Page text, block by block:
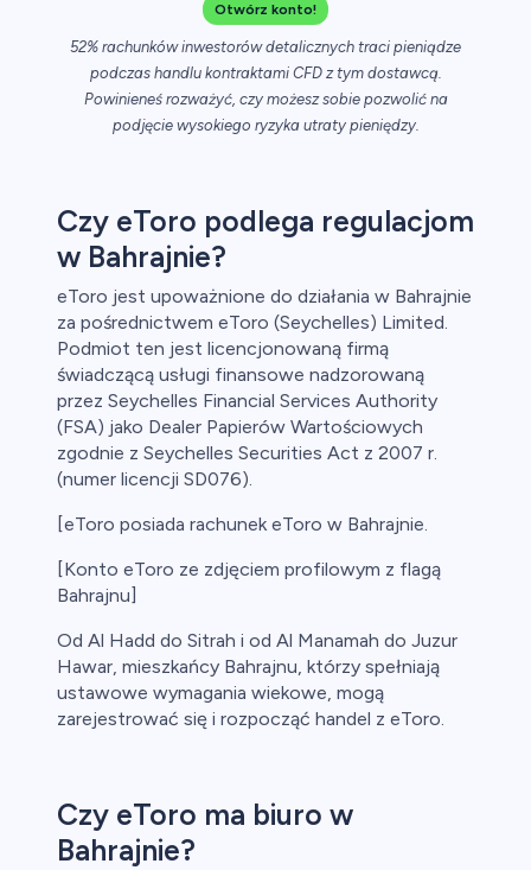
Otwórz konto!
52% rachunków inwestorów detalicznych traci pieniądze
podczas handlu kontraktami CFD z tym dostawcą.
Powinieneś rozważyć, czy możesz sobie pozwolić na
podjęcie wysokiego ryzyka utraty pieniędzy.
Czy eToro podlega regulacjom
w Bahrajnie?
eToro jest upoważnione do działania w Bahrajnie
za pośrednictwem eToro (Seychelles) Limited.
Podmiot ten jest licencjonowaną firmą
świadczącą usługi finansowe nadzorowaną
przez Seychelles Financial Services Authority
(FSA) jako Dealer Papierów Wartościowych
zgodnie z Seychelles Securities Act z 2007 r.
(numer licencji SD076).
[eToro posiada rachunek eToro w Bahrajnie.
[Konto eToro ze zdjęciem profilowym z flagą
Bahrajnu]
Od Al Hadd do Sitrah i od Al Manamah do Juzur
Hawar, mieszkańcy Bahrajnu, którzy spełniają
ustawowe wymagania wiekowe, mogą
zarejestrować się i rozpocząć handel z eToro.
Czy eToro ma biuro w
Bahrajnie?